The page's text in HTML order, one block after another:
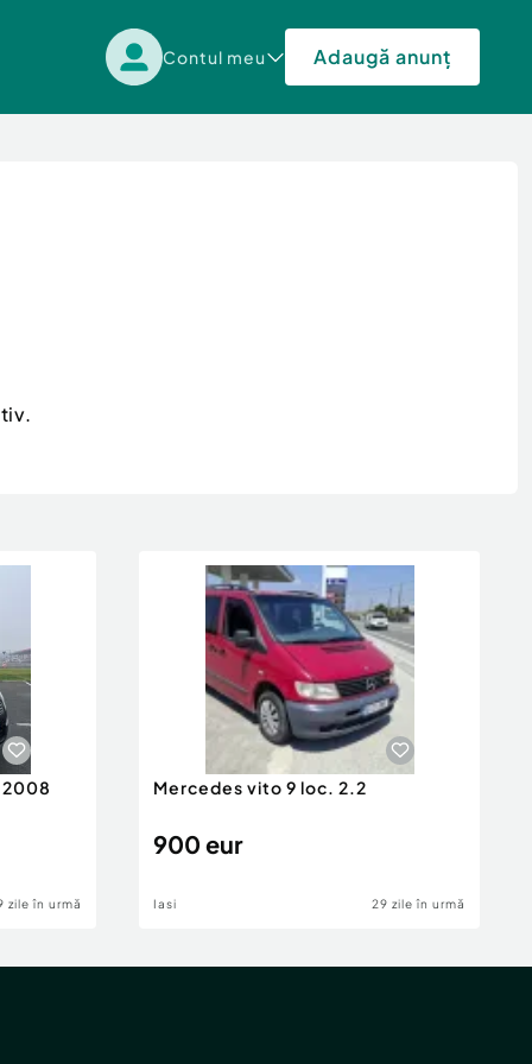
Contul meu Adaugă anunț
2008
zile în urmă
Mercedes vito 9 loc. 2.2
900 eur
Iasi 29 zile în urmă